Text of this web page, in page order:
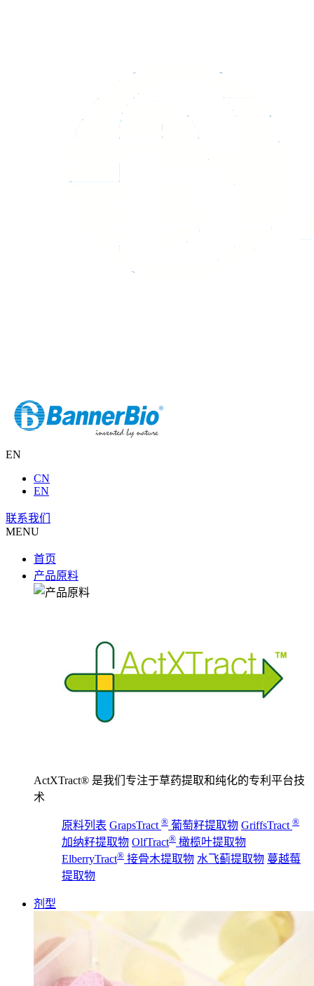
EN
CN
EN
联系我们
MENU
首页
产品原料
ActXTract® 是我们专注于草药提取和纯化的专利平台技
术
原料列表 GrapsTract ® 葡萄籽提取物 GriffsTract ®
加纳籽提取物 OlfTract® 橄榄叶提取物
ElberryTract® 接骨木提取物 水飞蓟提取物 蔓越莓
提取物
剂型